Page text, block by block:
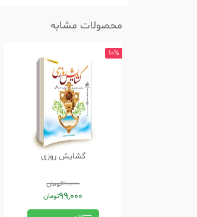
محصولات مشابه
10%
گشایش روزی
110,000تومان
99,000تومان